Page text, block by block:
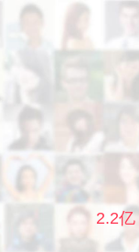
2.2亿